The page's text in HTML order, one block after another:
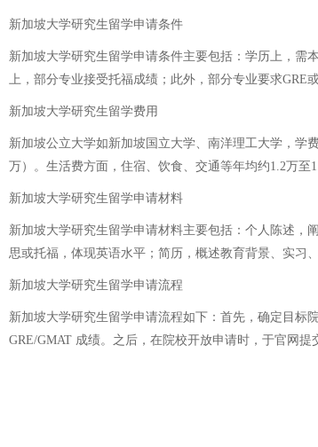
新加坡大学研究生留学申请条件
新加坡大学研究生留学申请条件主要包括：学历上，需
上，部分专业接受托福成绩；此外，部分专业要求GRE
新加坡大学研究生留学费用
新加坡公立大学如新加坡国立大学、南洋理工大学，学
万）。生活费方面，住宿、饮食、交通等年均约1.2万至
新加坡大学研究生留学申请材料
新加坡大学研究生留学申请材料主要包括：个人陈述，
思或托福，体现英语水平；简历，概述教育背景、实习
新加坡大学研究生留学申请流程
新加坡大学研究生留学申请流程如下：首先，确定目标
GRE/GMAT 成绩。之后，在院校开放申请时，于官网